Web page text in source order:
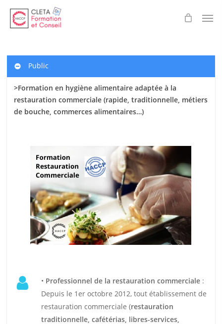
main
Public
>Formation en hygiène alimentaire adaptée à la
restauration commerciale (rapide, traditionnelle, métiers
de bouche, commerces alimentaires…)
• Professionnel de la restauration commerciale:
Depuis le 1er octobre 2012, tout établissement de
restauration commerciale (restauration
traditionnelle, cafétérias, libres-services,